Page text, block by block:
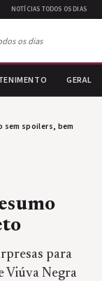
NOTÍCIAS TODOS OS DIAS
os dias
GERAL
sem spoilers, bem
para
Viúva Negra